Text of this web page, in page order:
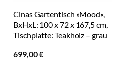
Cinas Gartentisch »Mood«,
BxHxL: 100 x 72 x 167,5 cm,
Tischplatte: Teakholz – grau
699,00€